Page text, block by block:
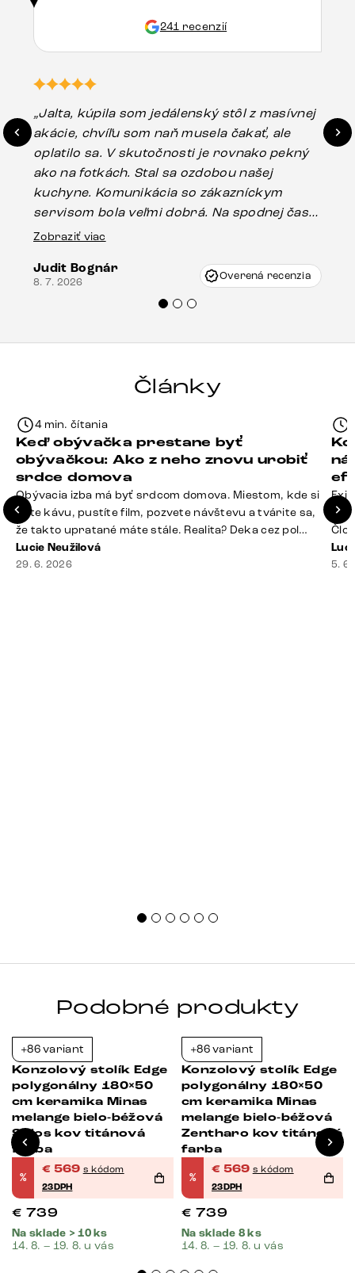
241 recenzií
„Jalta, kúpila som jedálenský stôl z masívnej
akácie, chvíľu som naň musela čakať, ale
oplatilo sa. V skutočnosti je rovnako pekný
ako na fotkách. Stal sa ozdobou našej
kuchyne. Komunikácia so zákazníckym
servisom bola veľmi dobrá. Na spodnej časti
stola bolo malé poškodenie, pravdepodobne
Vincze pri riešení mojej záležitosti pristúpili
veľmi korektne. Odporúčam produkty Delife
Zobraziť viac
Judit Bognár
8. 7. 2026 Overená recenzia
Články
4 min. čítania
Keď obývačka prestane byť
obývačkou: Ako z neho znovu urobiť
srdce domova
Obývacia izba má byť srdcom domova. Miestom, kde si
dáte kávu, pustíte film, pozvete návštevu a tvárite sa,
že takto upratané máte stále. Realita? Deka cez pol
sedačky, ovládač záhadne zmizol, konferenčný stolík
slúži ako odkladisko všetkého od účteniek po balzam
Lucie Neužilová
29. 6. 2026
si
5.
Podobné produkty
+86 variant
Konzolový stolík Edge
polygonálny 180×50
cm keramika Minas
melange bielo-béžová
Spios kov titánová
farba
%
€ 569 s kódom
23DPH
€ 739
Na sklade > 10 ks
14. 8. – 19. 8. u vás
+86 variant
Konzolový stolík Edge
polygonálny 180×50
cm keramika Minas
melange bielo-béžová
Zentharo kov titánová
farba
%
€ 569 s kódom
23DPH
€ 739
Na sklade 8 ks
14. 8. – 19. 8. u vás